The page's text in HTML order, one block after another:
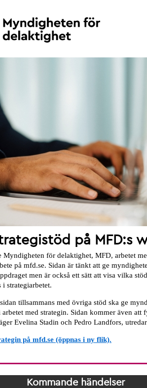
på MFD:s
Myndigheten för delaktighet, MFD, arbetet
på mfd.se. Sidan är tänkt att ge
men är också ett sätt att visa vilka
i strategiarbetet.
tillsammans med övriga stöd ska ge
med strategin. Sidan kommer även att
Evelina Stadin och Pedro Landfors,
på mfd.se (öppnas i ny flik).
Kommande händelser